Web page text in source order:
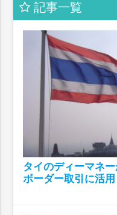
記事一覧
タイのディーマネ
ボーダー取引に活用